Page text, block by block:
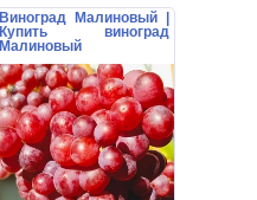
Виноград Малиновый |
Купить виноград
Малиновый